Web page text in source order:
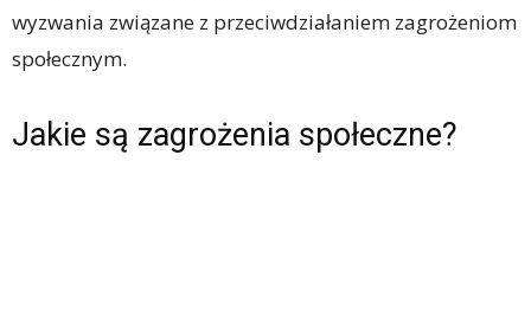
wyzwania związane z przeciwdziałaniem zagrożeniom
społecznym.
Jakie są zagrożenia społeczne?